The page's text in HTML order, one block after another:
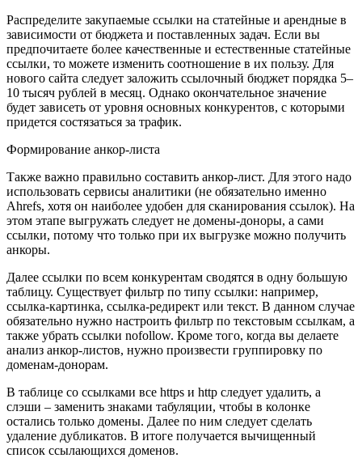
Распределите закупаемые ссылки на статейные и арендные в
зависимости от бюджета и поставленных задач. Если вы
предпочитаете более качественные и естественные статейные
ссылки, то можете изменить соотношение в их пользу. Для
нового сайта следует заложить ссылочный бюджет порядка 5–
10 тысяч рублей в месяц. Однако окончательное значение
будет зависеть от уровня основных конкурентов, с которыми
придется состязаться за трафик.
Формирование анкор-листа
Также важно правильно составить анкор-лист. Для этого надо
использовать сервисы аналитики (не обязательно именно
Ahrefs, хотя он наиболее удобен для сканирования ссылок). На
этом этапе выгружать следует не домены-доноры, а сами
ссылки, потому что только при их выгрузке можно получить
анкоры.
Далее ссылки по всем конкурентам сводятся в одну большую
таблицу. Существует фильтр по типу ссылки: например,
ссылка-картинка, ссылка-редирект или текст. В данном случае
обязательно нужно настроить фильтр по текстовым ссылкам, а
также убрать ссылки nofollow. Кроме того, когда вы делаете
анализ анкор-листов, нужно произвести группировку по
доменам-донорам.
В таблице со ссылками все https и http следует удалить, а
слэши – заменить знаками табуляции, чтобы в колонке
остались только домены. Далее по ним следует сделать
удаление дубликатов. В итоге получается вычищенный
список ссылающихся доменов.